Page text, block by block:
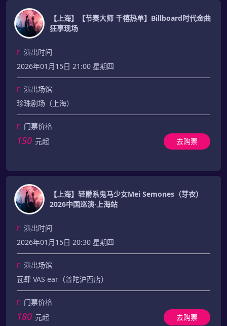
【上海】【节奏大师 千禧热单】Billboard时代金曲
狂享现场
演出时间
2026年01月15日 21:00 星期四
演出场馆
珍珠剧场（上海）
门票价格
150 元起 去购票
【上海】轻爵系鬼马少女Mei Semones（芽衣）
2026中国巡演·上海站
演出时间
2026年01月15日 20:30 星期四
演出场馆
瓦肆 VAS ear（普陀沪西店）
门票价格
180 元起 去购票